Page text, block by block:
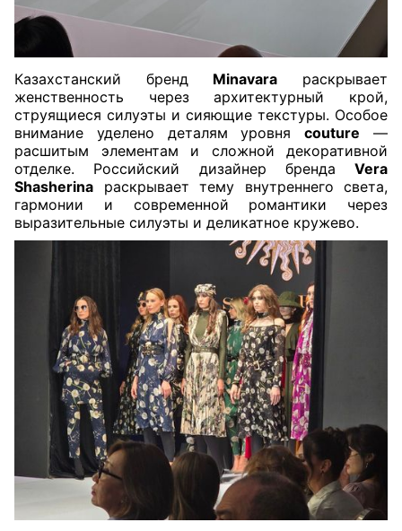
Казахстанский бренд Minavara раскрывает
женственность через архитектурный крой,
струящиеся силуэты и сияющие текстуры. Особое
внимание уделено деталям уровняcouture —
расшитым элементам и сложной декоративной
отделке. Российский дизайнер бренда Vera
Shasherina раскрывает тему внутреннего света,
гармонии и современной романтики через
выразительные силуэты и деликатное кружево.